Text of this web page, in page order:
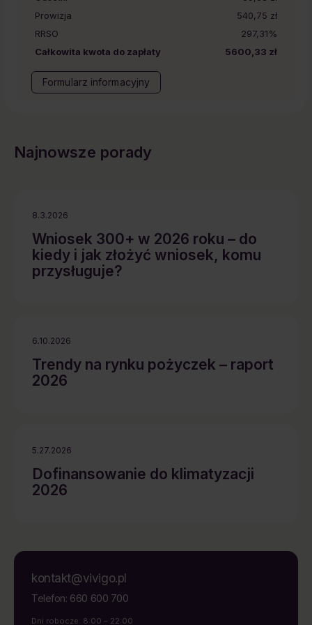
Prowizja
540,75 zł
RRSO
297,31%
Całkowita kwota do zapłaty
5600,33 zł
Formularz informacyjny
Najnowsze porady
8.3.2026
Wniosek 300+ w 2026 roku – do
kiedy i jak złożyć wniosek, komu
przysługuje?
6.10.2026
Trendy na rynku pożyczek – raport
2026
5.27.2026
Dofinansowanie do klimatyzacji
2026
kontakt@vivigo.pl
Telefon: 660 600 700
Dni robocze: 8:00 – 22:00